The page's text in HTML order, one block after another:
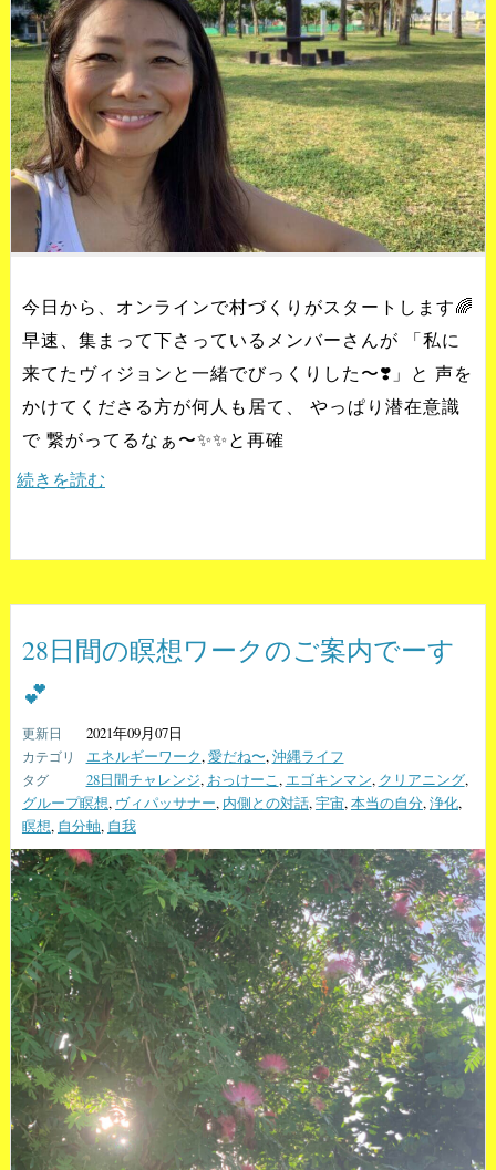
今日から、オンラインで村づくりがスタートします🌈
早速、集まって下さっているメンバーさんが 「私に
来てたヴィジョンと一緒でびっくりした〜❣️」と 声を
かけてくださる方が何人も居て、 やっぱり潜在意識
で 繋がってるなぁ〜✨✨と再確
続きを読む
28日間の瞑想ワークのご案内でーす
💕
2021年09月07日
エネルギーワーク,愛だね〜,沖縄ライフ
28日間チャレンジ, おっけーこ, エゴキンマン, クリアニング,
グループ瞑想, ヴィパッサナー, 内側との対話,宇宙,本当の自分,浄化,
瞑想, 自分軸, 自我